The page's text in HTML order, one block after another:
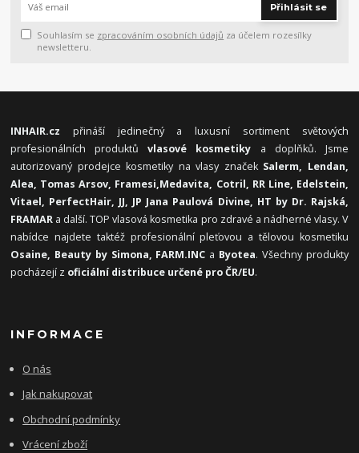
Přihlásit se
Souhlasím se zpracováním osobních údajů za účelem rozesílky
newsletteru.
INHAIR.cz přináší jedinečný a luxusní sortiment světových
profesionálních produktůvlasové kosmetiky a doplňků. Jsme
autorizovaný prodejce kosmetiky na vlasy značek Salerm, Lendan,
Alea, Tomas Arsov, Framesi,Medavita, Cotril, RR Line, Edelstein,
Vitael, PerfectHair, JJ, JP Jana Paulová Divine, HT by Dr. Rajská,
FRAMAR a další. TOP vlasová kosmetika pro zdravé a nádherné vlasy. V
nabídce najdete taktéž profesionální pleťovou a tělovou kosmetiku
Osaine, Beauty by Simona, FARM.INC a Byotea. Všechny produkty
pocházejí z oficiální distribuce určené pro ČR/EU.
INFORMACE
O nás
Jak nakupovat
Obchodní podmínky
Vrácení zboží